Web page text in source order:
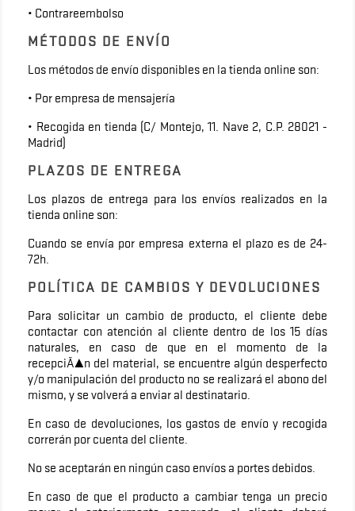
• Contrareembolso
MÉTODOS DE ENVÍO
Los métodos de envío disponibles en la tienda online son:
• Por empresa de mensajería
• Recogida en tienda (C/ Montejo, 11. Nave 2, C.P. 28021 -
Madrid)
PLAZOS DE ENTREGA
Los plazos de entrega para los envíos realizados en la
tienda online son:
Cuando se envía por empresa externa el plazo es de 24-
72h.
POLÍTICA DE CAMBIOS Y DEVOLUCIONES
Para solicitar un cambio de producto, el cliente debe
contactar con atención al cliente dentro de los 15 días
naturales, en caso de que en el momento de la
recepciÃ³n del material, se encuentre algún desperfecto
y/o manipulación del producto no se realizará el abono del
mismo, y se volverá a enviar al destinatario.
En caso de devoluciones, los gastos de envío y recogida
correrán por cuenta del cliente.
No se aceptarán en ningún caso envíos a portes debidos.
En caso de que el producto a cambiar tenga un precio